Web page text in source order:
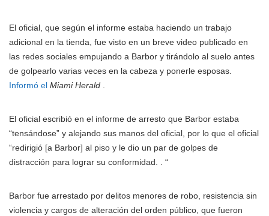
El oficial, que según el informe estaba haciendo un trabajo
adicional en la tienda, fue visto en un breve video publicado en
las redes sociales empujando a Barbor y tirándolo al suelo antes
Informó el Miami Herald
El oficial escribió en el informe de arresto que Barbor estaba
“tensándose” y alejando sus manos del oficial, por lo que el oficial
“redirigió [a Barbor] al piso y le dio un par de golpes de
distracción para lograr su conformidad. . “
Barbor fue arrestado por delitos menores de robo, resistencia sin
violencia y cargos de alteración del orden público, que fueron